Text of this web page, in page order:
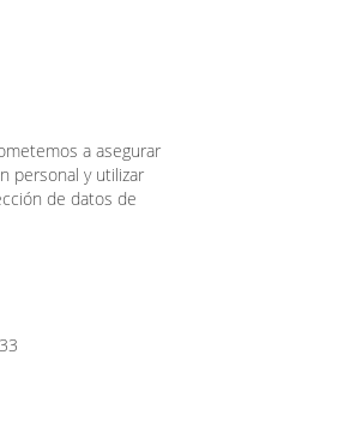
a asegurar
personal y utilizar
de datos de